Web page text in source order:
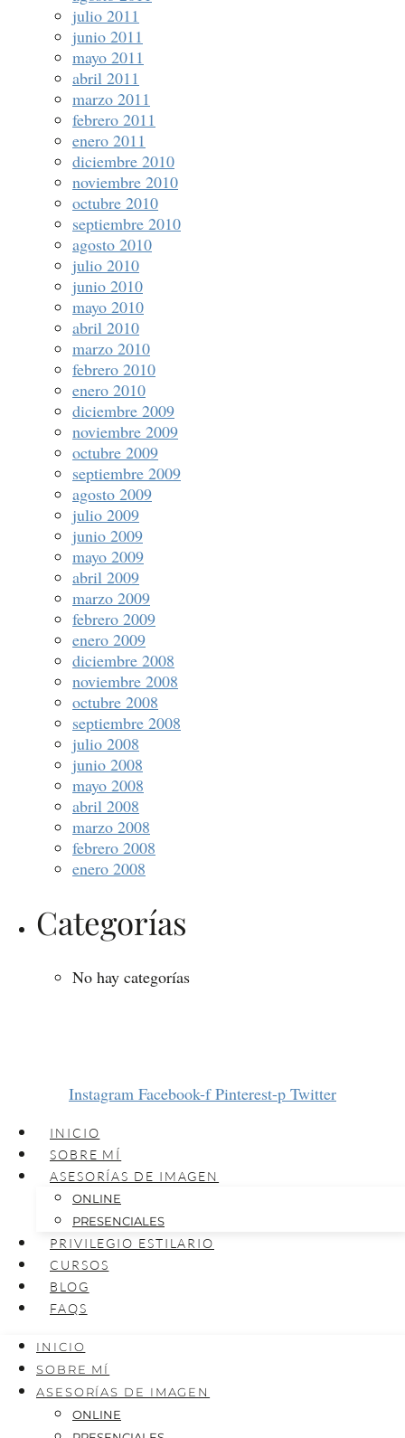
julio 2011
junio 2011
mayo 2011
abril 2011
marzo 2011
febrero 2011
enero 2011
diciembre 2010
noviembre 2010
octubre 2010
septiembre 2010
agosto 2010
julio 2010
junio 2010
mayo 2010
abril 2010
marzo 2010
febrero 2010
enero 2010
diciembre 2009
noviembre 2009
octubre 2009
septiembre 2009
agosto 2009
julio 2009
junio 2009
mayo 2009
abril 2009
marzo 2009
febrero 2009
enero 2009
diciembre 2008
noviembre 2008
octubre 2008
septiembre 2008
julio 2008
junio 2008
mayo 2008
abril 2008
marzo 2008
febrero 2008
enero 2008
Categorías
No hay categorías
Instagram Facebook-f Pinterest-p Twitter
INICIO
SOBRE MÍ
ASESORÍAS DE IMAGEN
ONLINE
PRESENCIALES
PRIVILEGIO ESTILARIO
CURSOS
BLOG
FAQS
INICIO
SOBRE MÍ
ASESORÍAS DE IMAGEN
ONLINE